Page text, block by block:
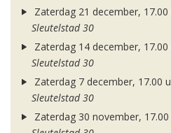
Zaterdag 21 december, 17.00
Sleutelstad 30
Zaterdag 14 december, 17.00
Sleutelstad 30
Zaterdag 7 december, 17.00
Sleutelstad 30
Zaterdag 30 november,